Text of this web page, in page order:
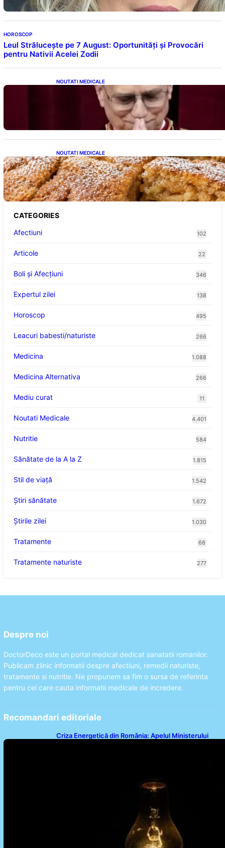
HOROSCOP
Leul Strălucește pe 7 August: Oportunități și Provocări
pentru Nativii Acelei Zodii
NOUTATI MEDICALE
Descoperiri Revoluționare: Originile Papei
Leon al XIV-lea și Legăturile Sale Cu Cuba
NOUTATI MEDICALE
Prăjitură de post cu mere și scorțișoară: O
Delicatesă Dulce pentru Postul Adormirii
Maicii Domnului
CATEGORIES
Afectiuni
102
Articole 22
Boli și Afecțiuni 346
Expertul zilei 138
Horoscop 495
Leacuri babesti/naturiste 266
Medicina 1.088
Medicina Alternativa 266
Mediu curat 11
Noutati Medicale 4.401
Nutritie 584
Sănătate de la A la Z 1.815
Stil de viaţă 1.542
Ştiri sănătate 1.672
Știrile zilei 1.030
Tratamente 68
Tratamente naturiste 277
Despre noi
DoctorDeco este un portal medical dedicat sanatatii romanilor.
Publicam zilnic informatii despre afectiuni, remedii naturiste,
tratamente si nutritie. Ne propunem sa fim o sursa de referinta
pentru cei care cauta informatii medicale de incredere.
Recomandari editoriale
Criza Energetică din România: Apelul Ministerului